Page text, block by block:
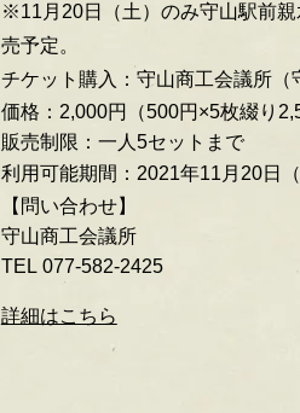
※11月20日（土）のみ守山駅前
売予定。
チケット購入：守山商工会議所（
価格：2,000円（500円×5枚綴り
販売制限：一人5セットまで
利用可能期間：2021年11月20日
【問い合わせ】
守山商工会議所
TEL 077-582-2425
詳細はこちら